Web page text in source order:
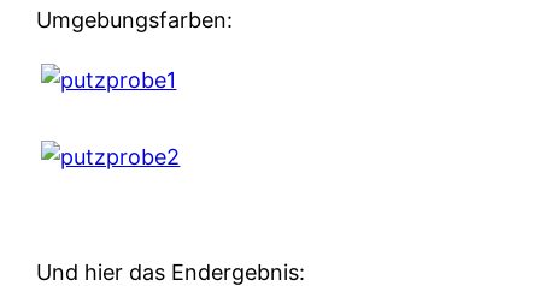
Umgebungsfarben:
Und hier das Endergebnis: